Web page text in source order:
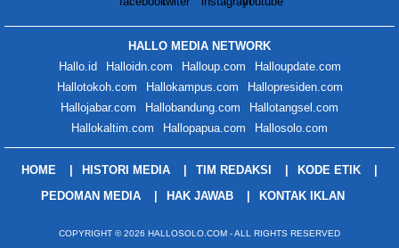
HALLO MEDIA NETWORK
Hallo.id
Halloidn.com Halloup.com
Halloupdate.com
Hallotokoh.com
Hallokampus.com
Hallopresiden.com
Hallojabar.com
Hallobandung.com
Hallotangsel.com
Hallokaltim.com
Hallopapua.com Hallosolo.com
HOME HISTORI MEDIA TIM REDAKSI
KODE ETIK
PEDOMAN MEDIA
HAK JAWAB KONTAK IKLAN
COPYRIGHT © 2026 HALLOSOLO.COM - ALL RIGHTS RESERVED